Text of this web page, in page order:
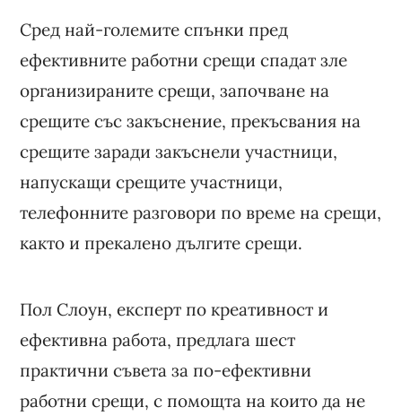
Сред най-големите спънки пред
ефективните работни срещи спадат зле
организираните срещи, започване на
срещите със закъснение, прекъсвания на
срещите заради закъснели участници,
напускащи срещите участници,
телефонните разговори по време на срещи,
както и прекалено дългите срещи.
Пол Слоун, експерт по креативност и
ефективна работа, предлага шест
практични съвета за по-ефективни
работни срещи, с помощта на които да не